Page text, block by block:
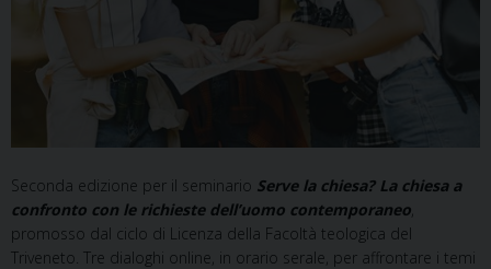
Seconda edizione per il seminario Serve la chiesa? La chiesa a
confronto con le richieste dell’uomo contemporaneo
promosso dal ciclo di Licenza della Facoltà teologica del
Triveneto. Tre dialoghi online, in orario serale, per affrontare i temi